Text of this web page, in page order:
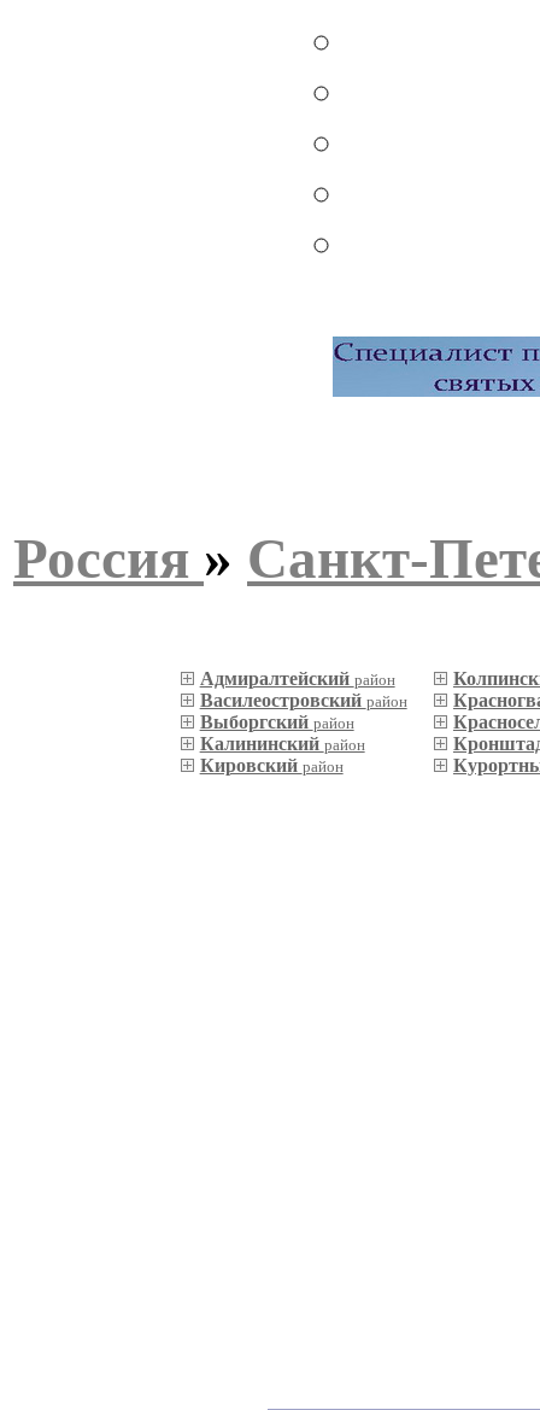
Россия » Санкт-
Адмиралтейский район
Василеостровский район
Выборгский район
Калининский район
Кировский район